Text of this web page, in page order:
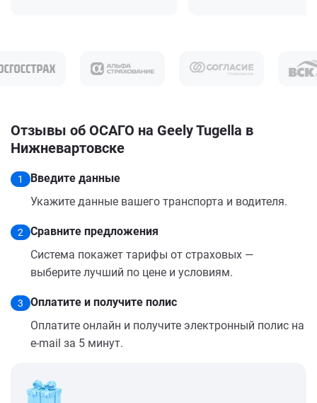
Отзывы об ОСАГО на Geely Tugella в
Нижневартовске
1
Введите данные
Укажите данные вашего транспорта и водителя.
2
Сравните предложения
Система покажет тарифы от страховых —
выберите лучший по цене и условиям.
3
Оплатите и получите полис
Оплатите онлайн и получите электронный полис на
e-mail за 5 минут.